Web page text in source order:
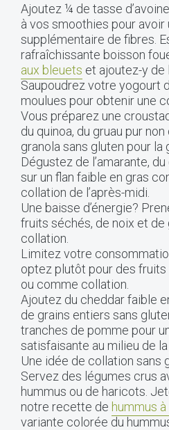
Ajoutez ¼ de tasse
à vos smoothies pour avoir
supplémentaire de fibres.
rafraîchissante boisson
aux bleuets et ajoutez-y de
Saupoudrez votre yogourt
moulues pour obtenir une
Vous préparez une
du quinoa, du gruau pur
granola sans gluten pour la
Dégustez de l’amarante,
sur un flan faible en gras
collation de l’après-midi.
Une baisse d’énergie?
fruits séchés, de noix et
collation.
Limitez votre
optez plutôt pour des
ou comme collation.
Ajoutez du cheddar faible
de grains entiers sans
tranches de pomme pour
satisfaisante au milieu de la
Une idée de collation sans
Servez des légumes crus
hummus ou de haricots.
notre recette de hummus
variante colorée du